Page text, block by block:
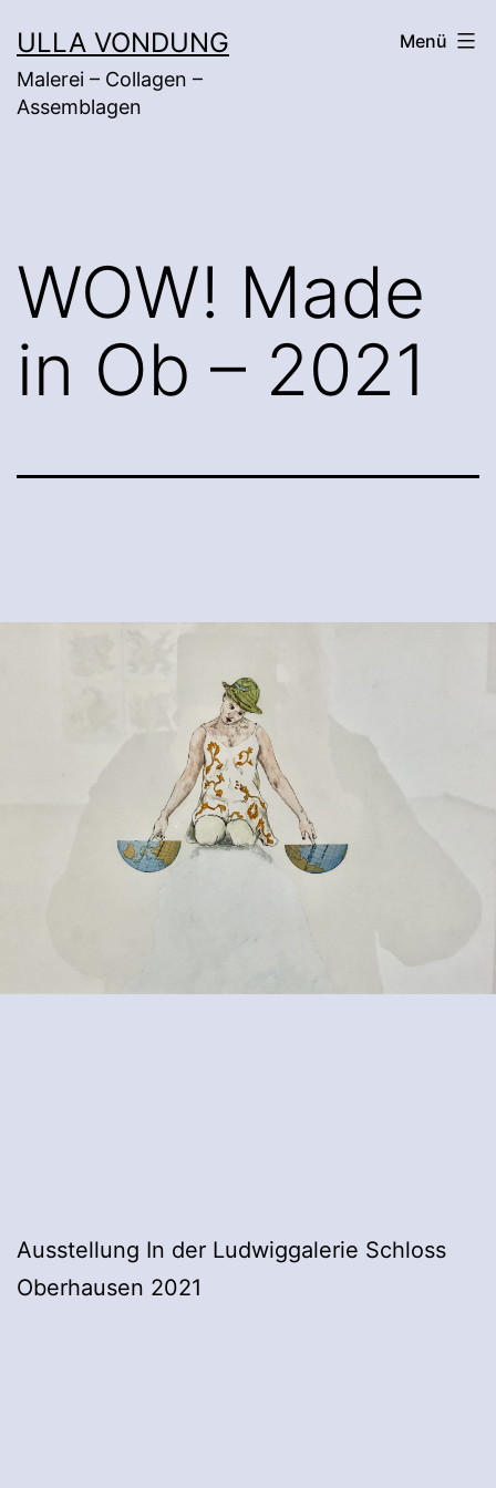
Inhalt
springen
ULLA VONDUNG
Malerei – Collagen –
Assemblagen
Menü
WOW! Made
in Ob – 2021
Ausstellung In der Ludwiggalerie Schloss
Oberhausen 2021